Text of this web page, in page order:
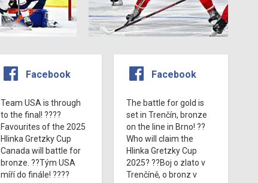
Facebook
Team USA is through
to the final! ????
Favourites of the 2025
Hlinka Gretzky Cup
Canada will battle for
bronze. ??Tým USA
míří do finále! ????
Facebook
The battle for gold is
set in Trenčín, bronze
on the line in Brno! ??
Who will claim the
Hlinka Gretzky Cup
2025? ??Boj o zlato v
Trenčíně, o bronz v